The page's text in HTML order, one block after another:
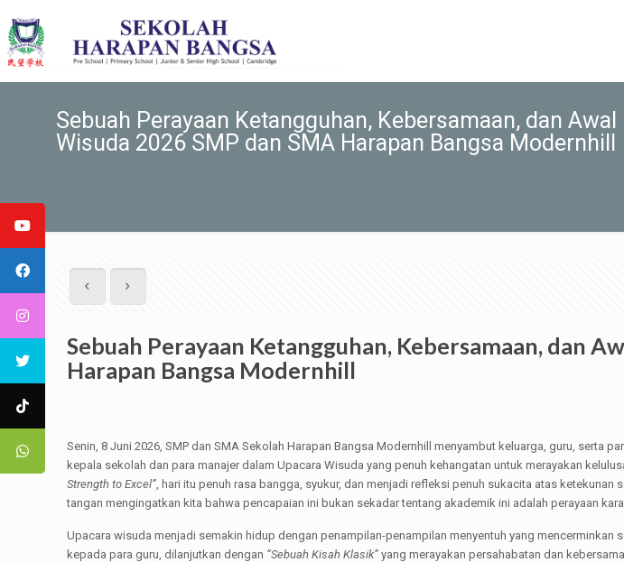
Sebuah Perayaan Ketangguhan, Kebersamaan, dan Awal
Wisuda 2026 SMP dan SMA Harapan Bangsa Modernhill
Sebuah Perayaan Ketangguhan, Kebersamaan, dan
Harapan Bangsa Modernhill
Senin, 8 Juni 2026, SMP dan SMA Sekolah Harapan Bangsa Modernhill menyambut keluarga, guru, serta
kepala sekolah dan para manajer dalam Upacara Wisuda yang penuh kehangatan untuk merayakan
Strength to Excel”, hari itu penuh rasa bangga, syukur, dan menjadi refleksi penuh sukacita atas
tangan mengingatkan kita bahwa pencapaian ini bukan sekadar tentang akademik ini adalah perayaan
Upacara wisuda menjadi semakin hidup dengan penampilan-penampilan menyentuh yang mencerminkan
kepada para guru, dilanjutkan dengan “Sebuah Kisah Klasik” yang merayakan persahabatan dan